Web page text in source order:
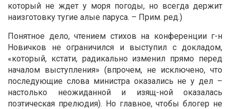
который не ждет у моря погоды, но всегда держит
наизготовку тугие алые паруса. – Прим. ред.)
Понятное дело, чтением стихов на конференции г-н
Новичков не ограничился и выступил с докладом,
«который, кстати, радикально изменил прямо перед
началом выступления» (впрочем, не исключено, что
последующие слова министра оказались не у дел –
настолько неожиданной и изящ-ной оказалась
поэтическая прелюдия). Но главное, чтобы блогер не